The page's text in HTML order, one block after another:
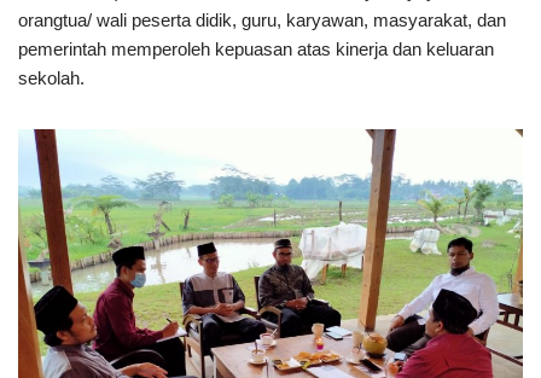
orangtua/ wali peserta didik, guru, karyawan, masyarakat, dan
pemerintah memperoleh kepuasan atas kinerja dan keluaran
sekolah.